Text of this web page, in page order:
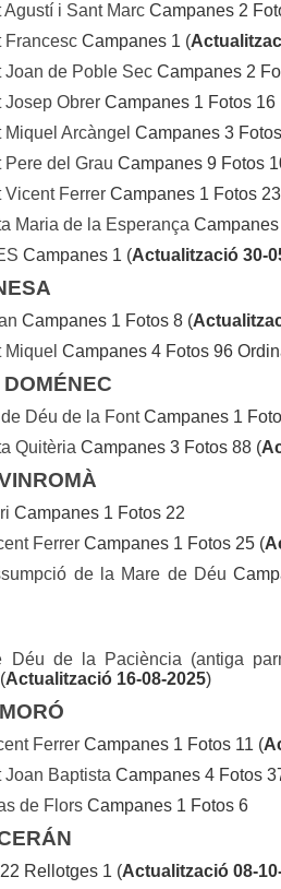
i Sant Marc Campanes 2
Francesc Campanes 1 (
Joan de Poble Sec Campanes 2
Josep Obrer Campanes 1 Fotos 16
Arcàngel Campanes 3
Pere del Grau Campanes 9 Fotos
Vicent Ferrer Campanes 1 Fotos
Maria de la Esperança
Campanes 1 (Actualització 30-
Campanes 1 Fotos 8 (
Campanes 4 Fotos 96
Déu de la FontCampanes 1
Quitèria Campanes 3 Fotos 88 (
Campanes 1 Fotos 22
Ferrer Campanes 1 Fotos 25 (
de la Mare de Déu
Déu de la Paciència (antiga
Actualització 16-08-2025)
Ferrer Campanes 1 Fotos 11 (
Joan Baptista Campanes 4 Fotos
de Flors Campanes 1 Fotos 6
Rellotges 1 (Actualització 08-